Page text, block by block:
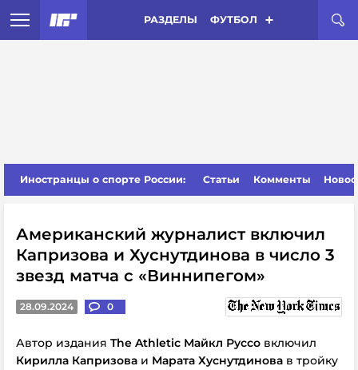
РАЗДЕЛЫ ФУТБОЛ
Иностранцы о спорте России: Статьи Комменты
Американский журналист включил
Капризова и Хуснутдинова в число 3
звезд матча с «Виннипегом»
28.09.2024 0
Автор издания The Athletic Майкл Руссо включил
Кирилла Капризова и Марата Хуснутдинова в тройку